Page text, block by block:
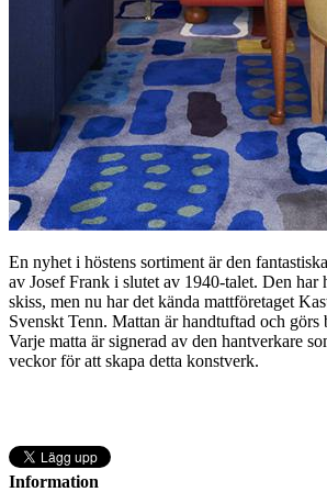
En nyhet i höstens sortiment är den
av Josef Frank i slutet av 1940-talet. Den har
skiss, men nu har det kända mattföretaget
Svenskt Tenn. Mattan är handtuftad och görs
Varje matta är signerad av den hantverkare
veckor för att skapa detta konstverk.
Information